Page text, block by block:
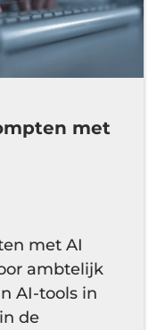
met
met AI
ambtelijk
AI-tools in
de